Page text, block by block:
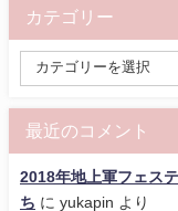
カテゴリー
最近のコメント
2018年地上軍フェス
ち に yukapin より